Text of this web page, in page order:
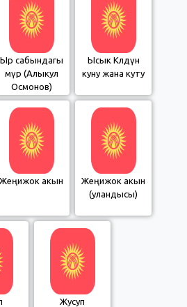
Ыр сабындагы
өмүр (Алыкул
Осмонов)
Ысык Көлдүн
куну жана куту
Жеңижок акын
Жеңижок акын
(уландысы)
Жусуп